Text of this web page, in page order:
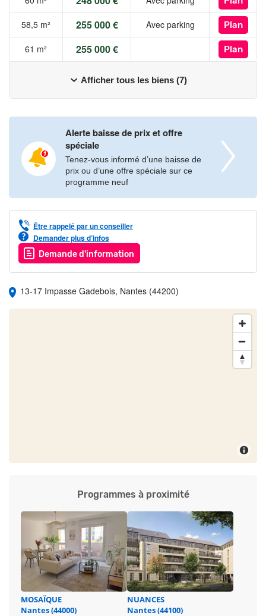
58,5 m² 255 000 € Avec parking Plan
61 m² 255 000 € Plan
Afficher tous les biens (7)
Alerte baisse de prix et offre
spéciale
Tenez-vous informé d’une baisse de
prix ou d’une offre spéciale sur ce
programme neuf
Être rappelé par un conseiller
Demander plus d’infos
Demande d'information
13-17 Impasse Gadebois, Nantes (44200)
Programmes à proximité
MOSAÏQUE
Nantes (44000)
NUANCES
Nantes (44100)